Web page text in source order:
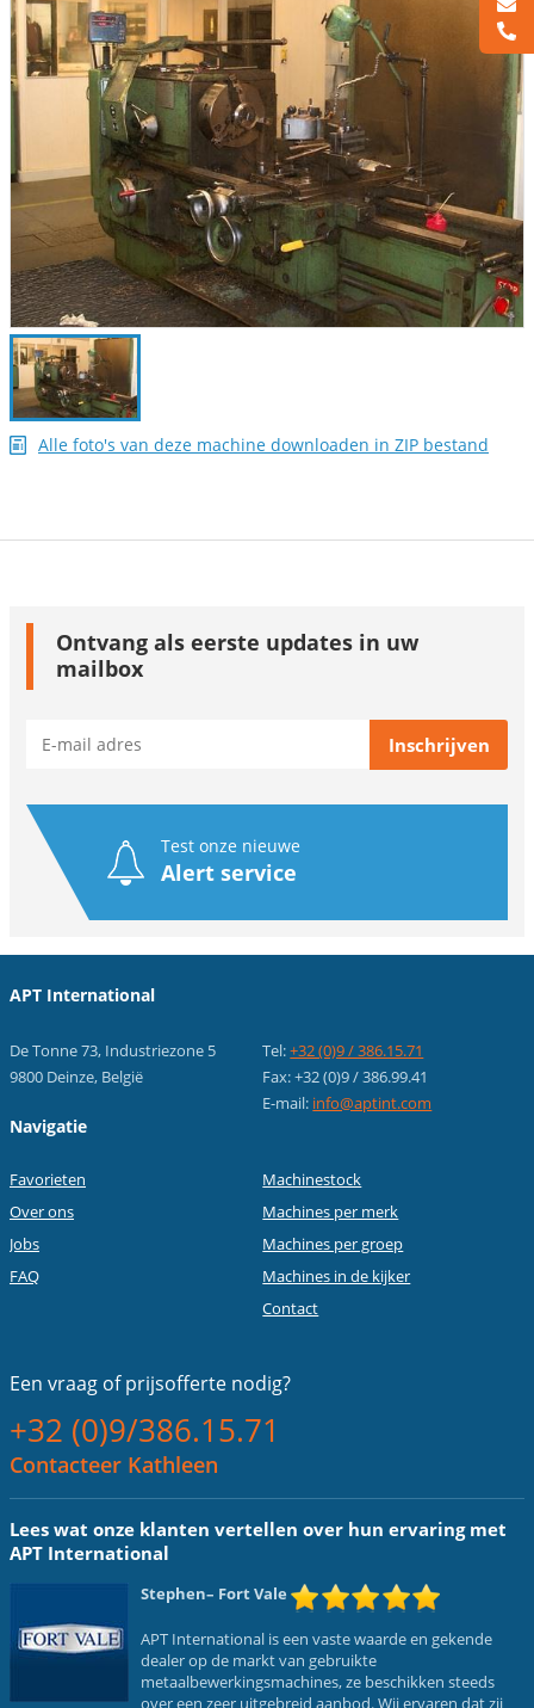
Alle foto's van deze machine downloaden in ZIP bestand
Ontvang als eerste updates in uw
mailbox
Test onze nieuwe
Alert service
APT International
De Tonne 73, Industriezone 5
9800 Deinze, België
Tel:+32 (0)9 / 386.15.71
Fax: +32 (0)9 / 386.99.41
E-mail: info@aptint.com
Navigatie
Favorieten
Over ons
Jobs
FAQ
Machinestock
Machines per merk
Machines per groep
Machines in de kijker
Contact
Een vraag ofprijsofferte nodig?
+32 (0)9/386.15.71
Contacteer Kathleen
Lees wat onze klanten vertellen over hun ervaring met
APT International
Stephen– Fort Vale
APT International is een vaste waarde en gekende
dealer op de markt van gebruikte
metaalbewerkingsmachines, ze beschikken steeds
over een zeer uitgebreid aanbod. Wij ervaren dat zij